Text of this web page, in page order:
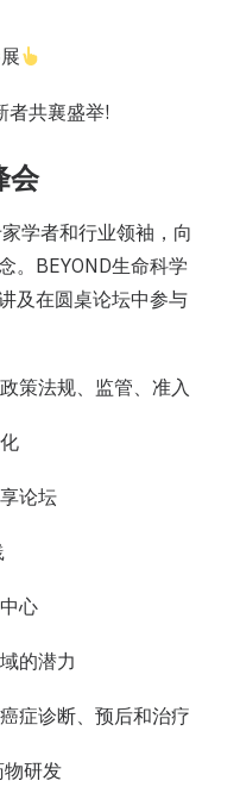
者共襄盛举!
会
学者和行业领袖，向
。BEYOND生命科学
及在圆桌论坛中参与
策法规、监管、准入
论坛
心
的潜力
症诊断、预后和治疗
研发